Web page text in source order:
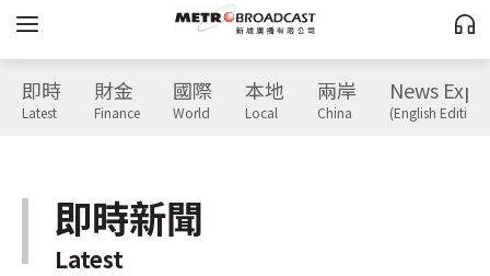
即時
Latest
財金
Finance
國際
World
本地
Local
兩岸
China
News
(English Edition)
即時新聞
Latest